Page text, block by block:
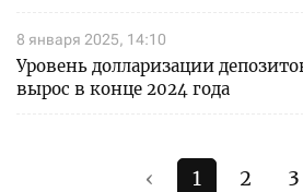
8 января 2025, 14:10
Уровень долларизации
вырос в конце 2024 года
‹ 1 2 3